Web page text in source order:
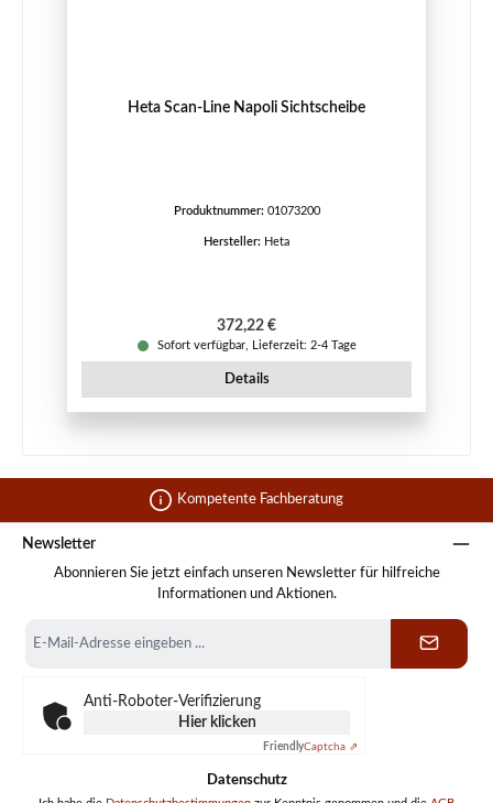
Heta Scan-Line Napoli Sichtscheibe
Produktnummer: 01073200
Hersteller: Heta
Regulärer Preis:
372,22 €
Sofort verfügbar, Lieferzeit: 2-4 Tage
Details
Kompetente Fachberatung
Newsletter
Abonnieren Sie jetzt einfach unseren Newsletter für hilfreiche
Informationen und Aktionen.
Mail-
Anti-Roboter-Verifizierung
Hier klicken
FriendlyCaptcha ⇗
Datenschutz